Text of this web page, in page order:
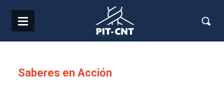
Saberes en Acción